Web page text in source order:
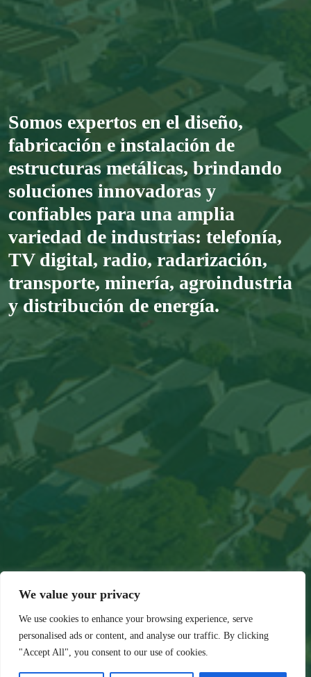
We value your privacy
We use cookies to enhance your browsing experience, serve
personalised ads or content, and analyse our traffic. By clicking
"Accept All", you consent to our use of cookies.
Somos expertos en el diseño,
fabricación e instalación de
estructuras metálicas, brindando
soluciones innovadoras y
confiables para una amplia
variedad de industrias: telefonía,
TV digital, radio, radarización,
transporte, minería, agroindustria
y distribución de energía.